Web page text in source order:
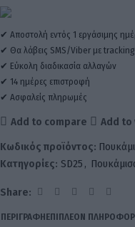
✔ Αποστολή εντός 1 εργάσιμης
✔ Θα λάβεις SMS/Viber με
✔ Εύκολη διαδικασία αλλαγών
✔ 14 ημέρες επιστροφή
✔ Ασφαλείς πληρωμές
Add to compare
Add to
Κωδικός προϊόντος:
Κατηγορίες: SD25 ,
Share:
ΠΕΡΙΓΡΑΦΉΕΠΙΠΛΈΟΝ